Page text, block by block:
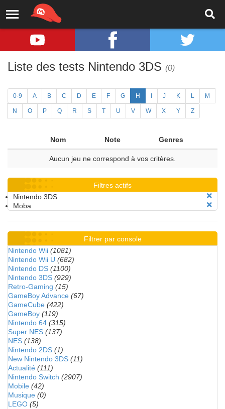
Liste des tests Nintendo 3DS (0)
0-9 A B C D E F G H J K L M
N O P Q R S T U V W X Y Z
Nom Note Genres
Aucun jeu ne correspond à vos critères.
Filtres actifs
Nintendo 3DS
Moba
Filtrer par console
Nintendo Wii (1081)
Nintendo Wii U (682)
Nintendo DS (1100)
Nintendo 3DS (929)
Retro-Gaming (15)
GameBoy Advance (67)
GameCube (422)
GameBoy (119)
Nintendo 64 (315)
Super NES (137)
NES (138)
Nintendo 2DS (1)
New Nintendo 3DS (11)
Actualité (111)
Nintendo Switch (2907)
Mobile (42)
Musique (0)
LEGO (5)